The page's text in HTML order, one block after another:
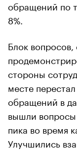
обращений по
8%.
Блок
стороны
месте
обращений в
вышли
пика во время
Улучшились